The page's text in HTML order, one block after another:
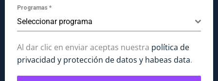
Programas *
Seleccionar programa
Al dar clic en enviar aceptas nuestra política de
privacidad y protección de datos y habeas data.